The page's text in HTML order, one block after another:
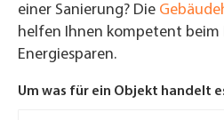
einer Sanierung? Die
helfen Ihnen kompetent beim
Energiesparen.
Um was für ein Objekt handelt